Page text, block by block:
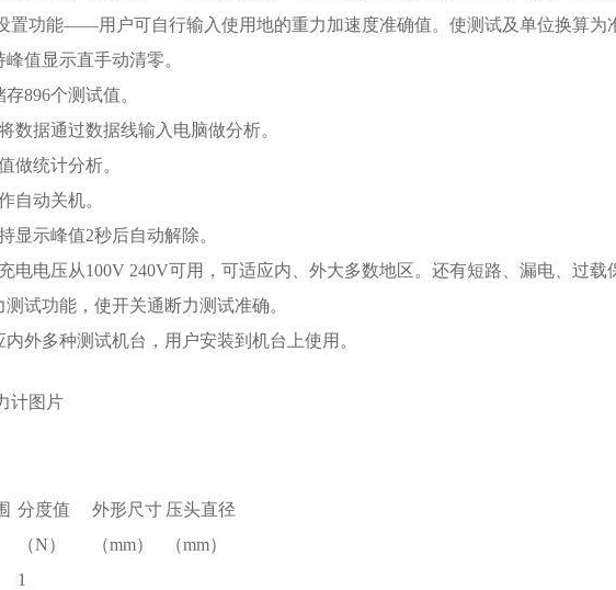
置功能——用户可自行输入使用地的重力加速度准确值。使测试及单位换算为
值显示直手动清零。
896个测试值。
数据通过数据线输入电脑做分析。
做统计分析。
自动关机。
显示峰值2秒后自动解除。
电电压从100V 240V可用，可适应内、外大多数地区。还有短路、漏电、过载
试功能，使开关通断力测试准确。
外多种测试机台，用户安装到机台上使用。
计图片
分度值
（N）
外形尺寸
（mm）
压头直径
（mm）
1